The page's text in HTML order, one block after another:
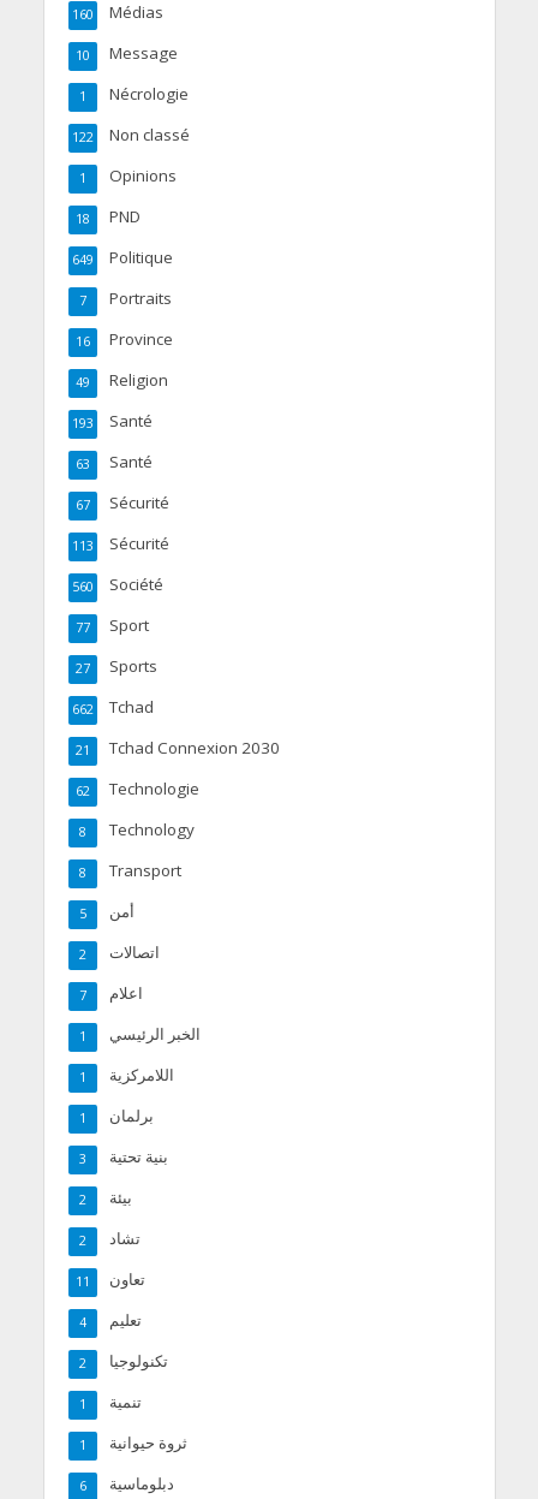
Médias
160
Message
10
Nécrologie
1
Non classé
122
Opinions
1
PND
18
Politique
649
Portraits
7
Province
16
Religion
49
Santé
193
Santé
63
Sécurité
67
Sécurité
113
Société
560
Sport
77
Sports
27
Tchad
662
Tchad Connexion 2030
21
Technologie
62
Technology
8
Transport
8
أمن 5
اتصالات 2
اعلام 7
الخبر الرئيسي 1
اللامركزية 1
برلمان 1
بنية تحتية 3
بيئة 2
تشاد 2
تعاون 11
تعليم 4
تكنولوجيا 2
تنمية 1
ثروة حيوانية 1
دبلوماسية 6